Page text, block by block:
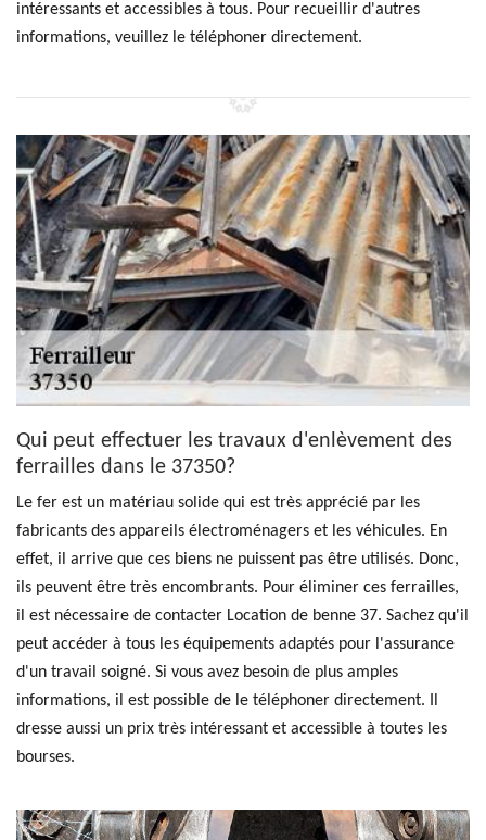
intéressants et accessibles à tous. Pour recueillir d'autres
informations, veuillez le téléphoner directement.
Qui peut effectuer les travaux d'enlèvement des
ferrailles dans le 37350?
Le fer est un matériau solide qui est très apprécié par les
fabricants des appareils électroménagers et les véhicules. En
effet, il arrive que ces biens ne puissent pas être utilisés. Donc,
ils peuvent être très encombrants. Pour éliminer ces ferrailles,
il est nécessaire de contacter Location de benne 37. Sachez qu'il
peut accéder à tous les équipements adaptés pour l'assurance
d'un travail soigné. Si vous avez besoin de plus amples
informations, il est possible de le téléphoner directement. Il
dresse aussi un prix très intéressant et accessible à toutes les
bourses.